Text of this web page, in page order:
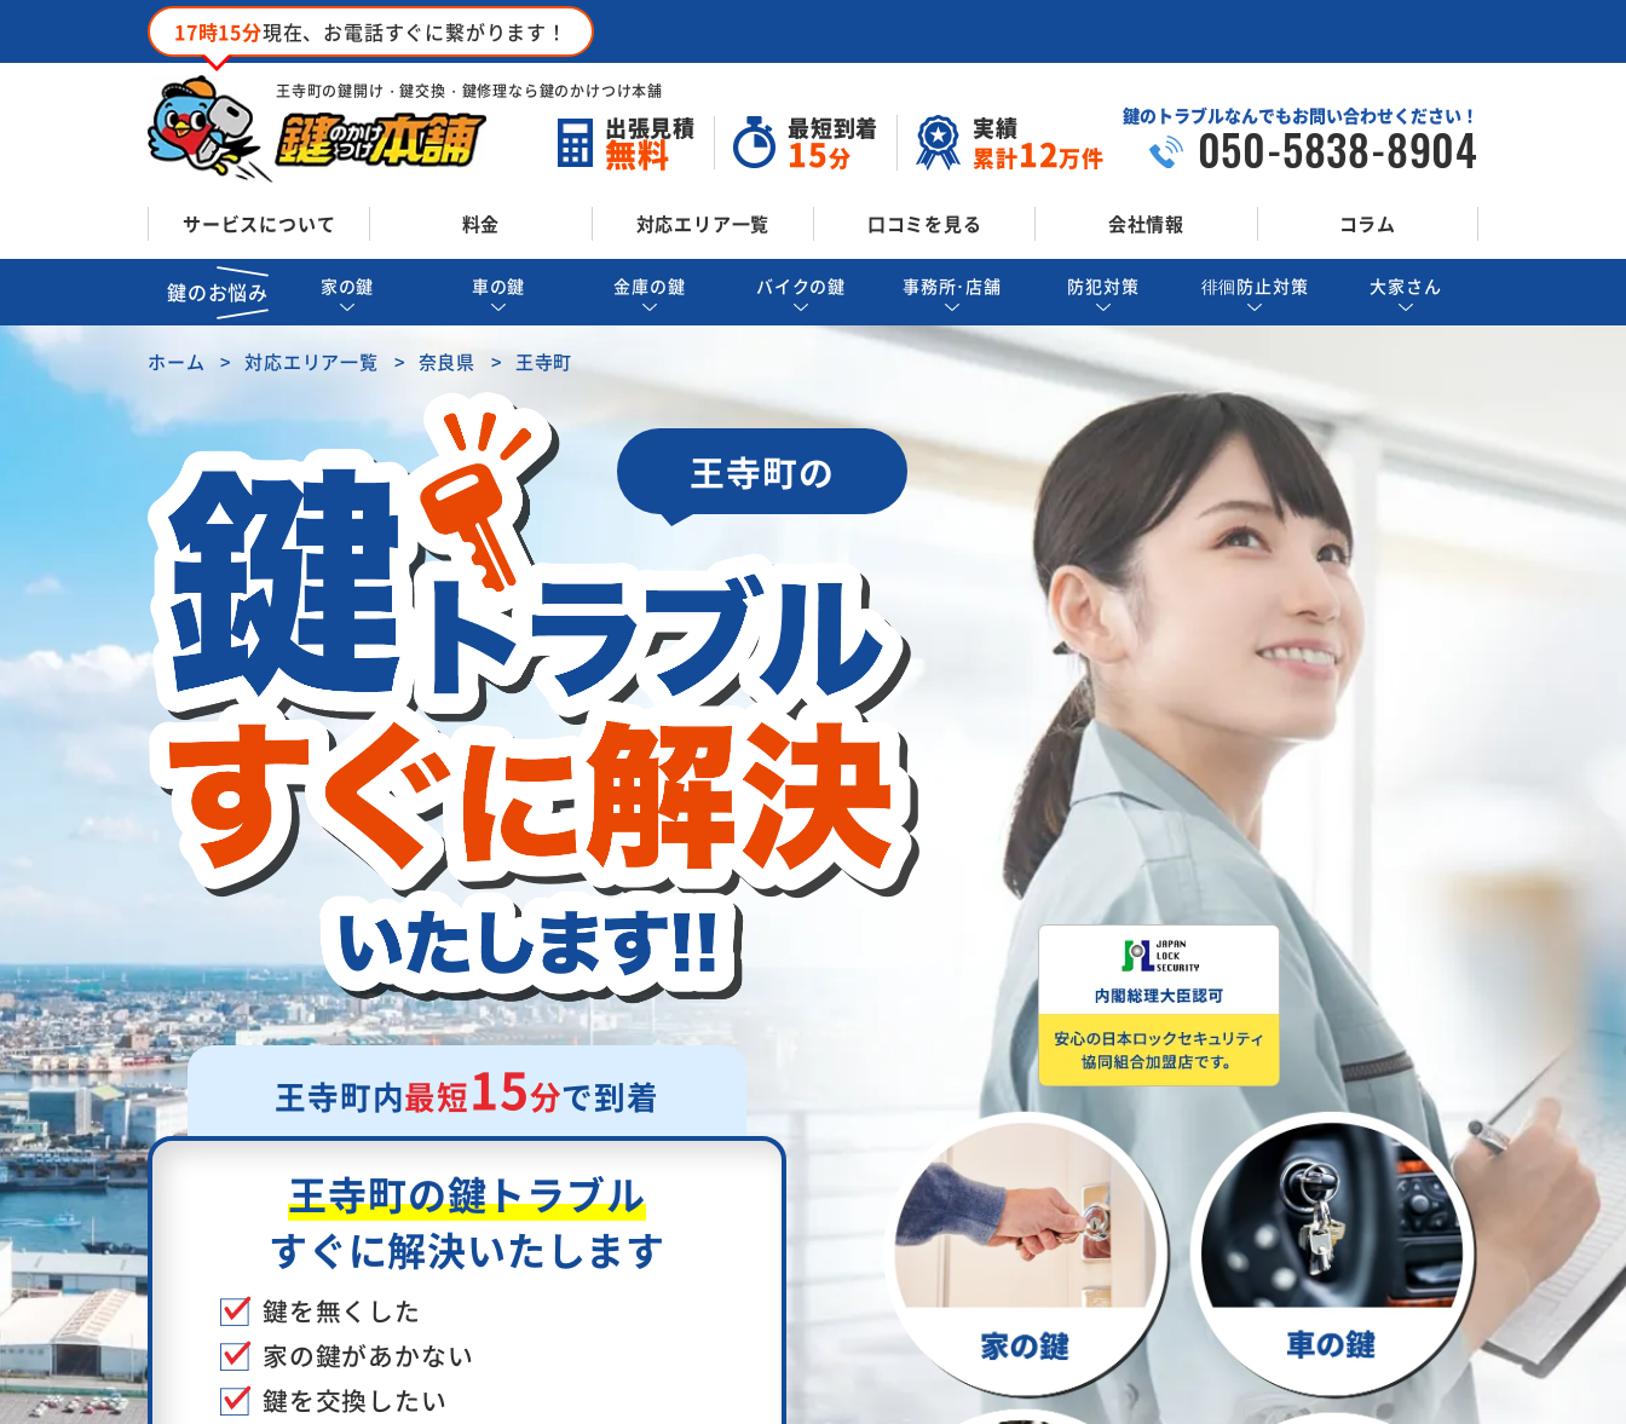
17時15分現在、お電話すぐに繋がります！
王寺町の鍵開け・鍵交換・鍵修理なら鍵のかけつけ本舗
出張見積
無料
最短到着
15分
実績
累計12万件
鍵のトラブルなんでもお問い合わせください！
050-5838-8904
サービスについて 料金 対応エリア一覧 口コミを見る 会社情報 コラム
鍵のお悩み 家の鍵 車の鍵 金庫の鍵 バイクの鍵 事務所･店舗 防犯対策 徘徊防止対策 大家さん
ホーム 対応エリア一覧 奈良県 王寺町
王寺町の
王寺町内最短15分で到着
王寺町の鍵トラブル
すぐに解決いたします
鍵を無くした
家の鍵があかない
鍵を交換したい